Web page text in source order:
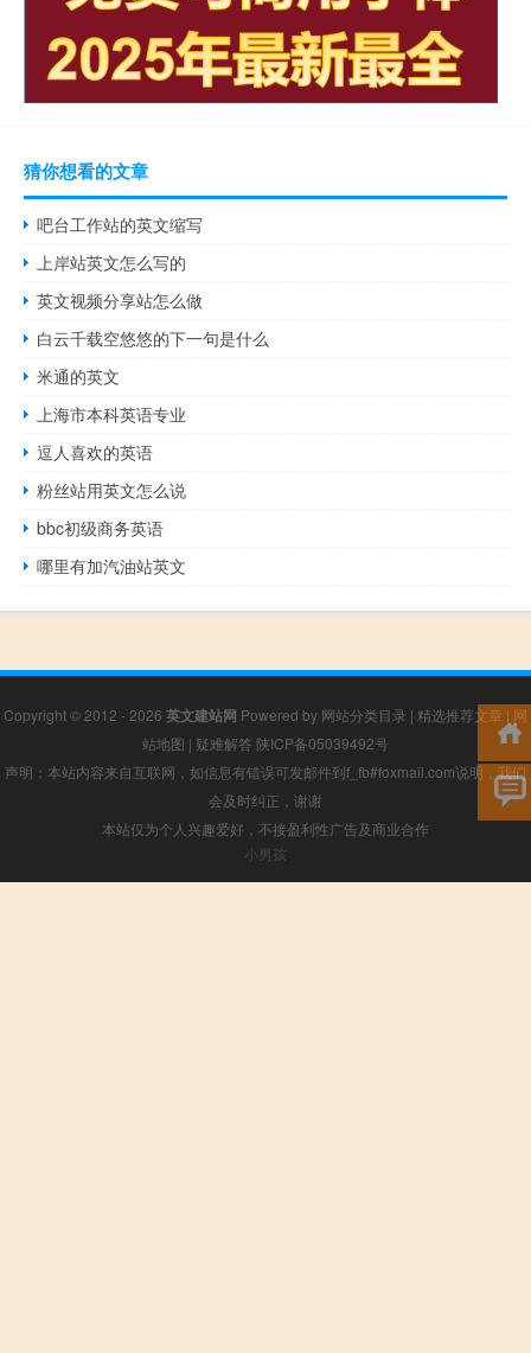
猜你想看的文章
吧台工作站的英文缩写
上岸站英文怎么写的
英文视频分享站怎么做
白云千载空悠悠的下一句是什么
米通的英文
上海市本科英语专业
逗人喜欢的英语
粉丝站用英文怎么说
bbc初级商务英语
哪里有加汽油站英文
Copyright © 2012 - 2026 英文建站网 Powered by 网站分类目录 | 精选推荐文章 | 网
站地图 | 疑难解答 陕ICP备05039492号
声明：本站内容来自互联网，如信息有错误可发邮件到f_fb#foxmail.com说明，我们
会及时纠正，谢谢
本站仅为个人兴趣爱好，不接盈利性广告及商业合作
小男孩